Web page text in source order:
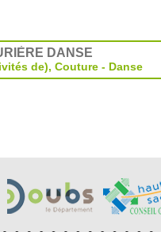
DANSE
de), Couture - Danse